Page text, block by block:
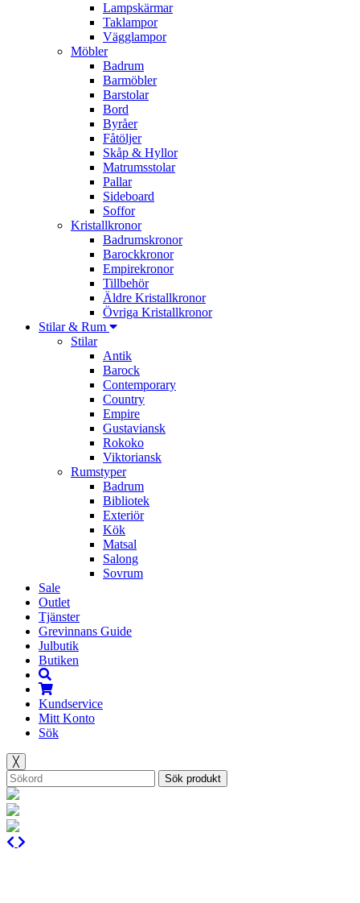
Lampskärmar
Taklampor
Vägglampor
Möbler
Badrum
Barmöbler
Barstolar
Bord
Byråer
Fåtöljer
Skåp & Hyllor
Matrumsstolar
Pallar
Sideboard
Soffor
Kristallkronor
Badrumskronor
Barockkronor
Empirekronor
Tillbehör
Äldre Kristallkronor
Övriga Kristallkronor
Stilar & Rum
Stilar
Antik
Barock
Contemporary
Country
Empire
Gustaviansk
Rokoko
Viktoriansk
Rumstyper
Badrum
Bibliotek
Exteriör
Kök
Matsal
Salong
Sovrum
Sale
Outlet
Tjänster
Grevinnans Guide
Julbutik
Butiken
Kundservice
Mitt Konto
Sök
╳
Sök produkt